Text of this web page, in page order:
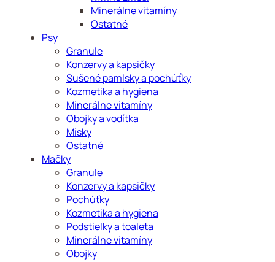
Minerálne vitamíny
Ostatné
Psy
Granule
Konzervy a kapsičky
Sušené pamlsky a pochúťky
Kozmetika a hygiena
Minerálne vitamíny
Obojky a vodítka
Misky
Ostatné
Mačky
Granule
Konzervy a kapsičky
Pochúťky
Kozmetika a hygiena
Podstielky a toaleta
Minerálne vitamíny
Obojky